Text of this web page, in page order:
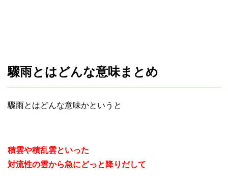
驟雨とはどんな意味まとめ
驟雨とはどんな意味かというと
積雲や積乱雲といった
対流性の雲から急にどっと降りだして